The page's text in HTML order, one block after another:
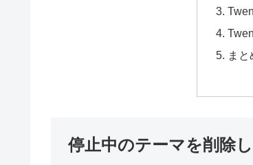
まと
停止中のテーマを削除